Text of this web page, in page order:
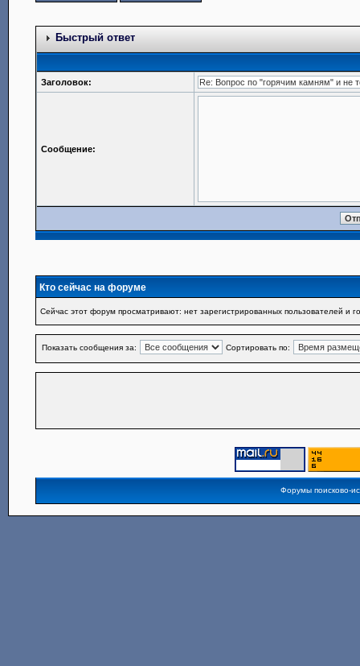
Быстрый ответ
Заголовок:
Сообщение:
Кто сейчас на форуме
Сейчас этот форум просматривают: нет зарегистрированных пользователей и
Показать сообщения за: Сортировать по:
Форумы поисково-